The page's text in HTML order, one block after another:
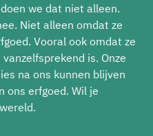
we dat niet alleen.
Niet alleen omdat ze
Vooral ook omdat ze
is. Onze
na ons kunnen blijven
ons erfgoed. Wil je